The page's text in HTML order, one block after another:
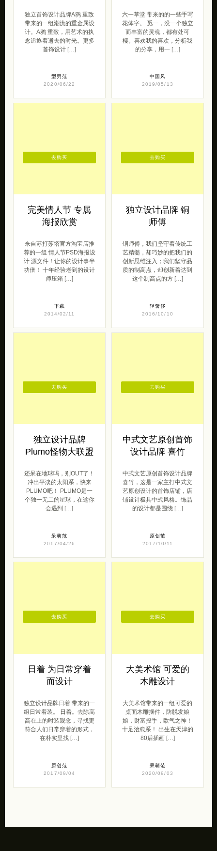
独立首饰设计品牌A鸦 重致
带来的一组潮流的重金属设
计。A鸦 重致，用艺术的执
念追逐着逝去的时光。更多
首饰设计 […]
型男范
2020/06/22
六一草堂 带来的的一些手写
花体字。 觅一，没一个独立
而丰富的灵魂，都有处可
棲。喜欢我的喜欢，分析我
的分享，用一 […]
中国风
2019/05/13
完美情人节 专属
海报欣赏
来自苏打苏塔官方淘宝店推
荐的一组 情人节PSD海报设
计 源文件！让你的设计事半
功倍！ 十年经验老到的设计
师压箱 […]
下载
2014/02/11
去购买
独立设计品牌 铜
师傅
铜师傅，我们坚守着传统工
艺精髓，却巧妙的把我们的
创新思维注入；我们坚守品
质的制高点，却创新着达到
这个制高点的方 […]
轻奢侈
2016/10/10
去购买
独立设计品牌
Plumo怪物大联盟
还呆在地球吗，别OUT了！
冲出平淡的太阳系，快来
PLUMO吧！ PLUMO是一
个独一无二的星球，在这你
会遇到 […]
呆萌范
2017/04/26
去购买
中式文艺原创首饰
设计品牌 喜竹
中式文艺原创首饰设计品牌
喜竹，这是一家主打中式文
艺原创设计的首饰店铺，店
铺设计极具中式风格。饰品
的设计都是围绕 […]
原创范
2017/10/11
去购买
日着 为日常穿着
而设计
独立设计品牌日着 带来的一
组日常着装。 日着。去除高
高在上的时装观念，寻找更
符合人们日常穿着的形式，
在朴实里找 […]
原创范
2017/09/04
去购买
大美术馆 可爱的
木雕设计
大美术馆带来的一组可爱的
桌面木雕摆件，防脱发娘
娘，财富投手，欧气之神！
十足治愈系！ ​​出生在天津的
80后插画 […]
呆萌范
2020/09/03
去购买